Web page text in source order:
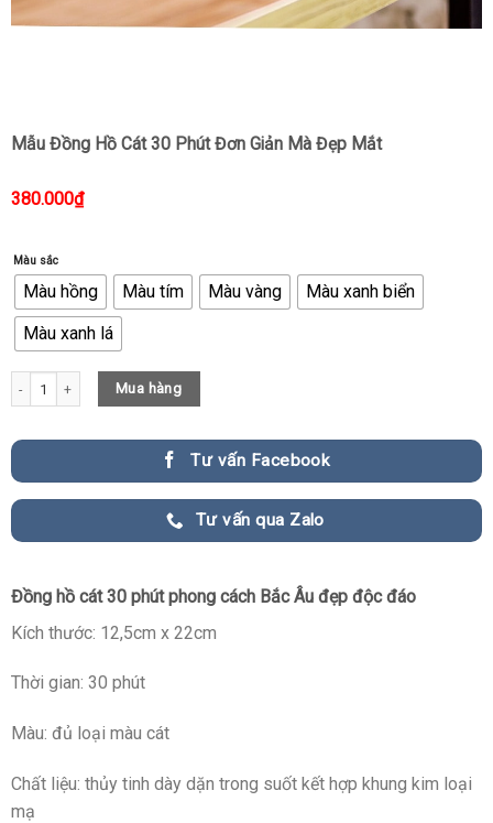
Mẫu Đồng Hồ Cát 30 Phút Đơn Giản Mà Đẹp Mắt
380.000₫
Màu sắc
Màu hồng Màu tím Màu vàng
Màu xanh biển
Màu xanh lá
Mẫu Đồng Hồ Cát 30 Phút Đơn Giản Mà Đẹp Mắt quantity
Mua hàng
Tư vấn Facebook
Tư vấn qua Zalo
Đồng hồ cát 30 phút phong cách Bắc Âu đẹp độc đáo
Kích thước: 12,5cm x 22cm
Thời gian: 30 phút
Màu: đủ loại màu cát
Chất liệu: thủy tinh dày dặn trong suốt kết hợp khung kim loại
mạ